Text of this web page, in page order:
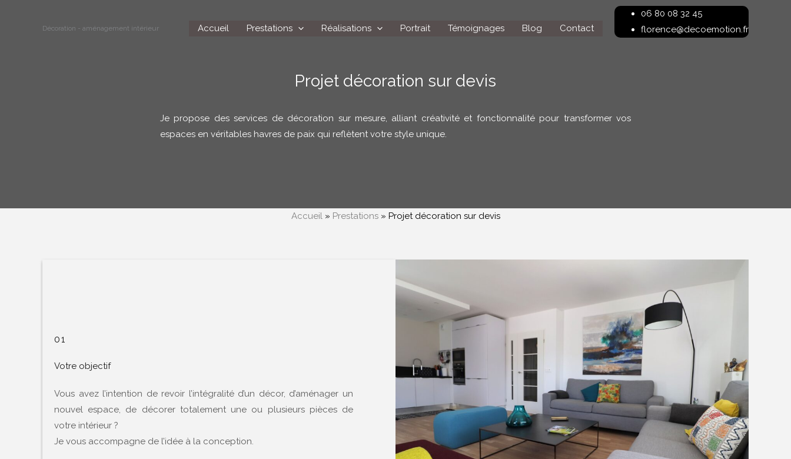
Décoration - aménagement intérieur Accueil Prestations Réalisations Portrait Témoignages Blog Contact
06 80 08 32 45
florence@decoemotion.fr
Projet décoration sur devis
Je propose des services de décoration sur mesure, alliant créativité et fonctionnalité pour transformer vos
espaces en véritables havres de paix qui reflètent votre style unique.
Accueil» Prestations» Projet décoration sur devis
01
Votre objectif
Vous avez l’intention de revoir l’intégralité d’un décor, d’aménager un
nouvel espace, de décorer totalement une ou plusieurs pièces de
votre intérieur ?
Je vous accompagne de l’idée à la conception.